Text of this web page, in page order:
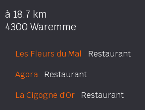
à 18.7 km
4300 Waremme
Les Fleurs du Mal Restaurant
Agora Restaurant
La Cigogne d'Or Restaurant